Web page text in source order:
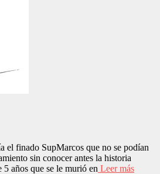
finado SupMarcos que no se podían
sin conocer antes la historia
años que se le murió en Leer más